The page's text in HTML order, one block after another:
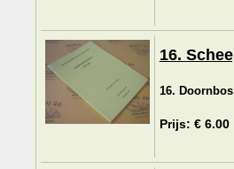
16.
16.
Prijs: € 6.00